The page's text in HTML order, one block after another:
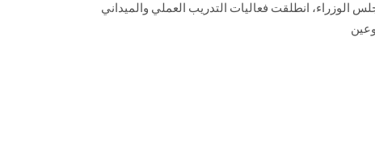
الوزراء، انطلقت فعاليات التدريب العملي والميداني